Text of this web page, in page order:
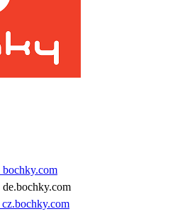
bochky.com
de.bochky.com
cz.bochky.com